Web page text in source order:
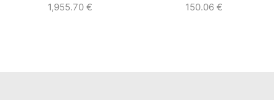
1,955.70 €
150.06 €